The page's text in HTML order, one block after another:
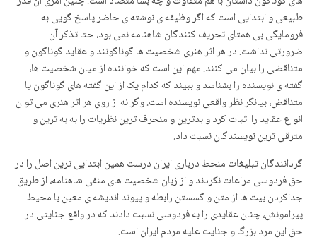
طبیعی و ابتدایی است که اگر وظیفه ی نوشته ی حاضر پاسخ گویی به
فرومایگی بی همتای تحریف کنندگان شاهنامه نمی بود، حتا تذکر آن
ضرورتی نداشت. در هر اثر هنری شخصیت ها گوناگونند و عقاید گوناگون و
متناقضی را بیان می کنند. مهم این است که خواننده از میان شخصیت ها،
گفته ی نویسنده را بشناسد و ببیند که کدام یک از این گفته های گوناگون یا
متناقض، بیانگر نظر واقعی نویسنده است. وگر نه از روی هر اثر هنری می توان
انواع عقاید را اثبات کرد و بدترین و منحرف ترین نظریات را به به ترین و
مترقی ترین نویسندگان نسبت داد.
گردانندگان تبلیغات منحط درباری ایران درست همین ابتدایی ترین اصل را در
حق فردوسی مراعات نکردند و از زبان شخصیت های منفی شاهنامه، از طریق
جداکردن بیت ها از متن و گسستن رابطه و پیوند اندیشه ی معین با محیط
پیرامونش، چنان عقایدی را به فردوسی نسبت دادند که در واقع جنایتی در
حق این مرد بزرگ و جنایت علیه مردم ایران است.